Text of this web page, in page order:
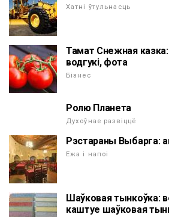
Хатні ўтульнасць
Тамат Снежная
водгукі, фота
Бізнес
Ролю Планета
Духоўнае развіццё
Рэстараны Выбарга:
Ежа і напоі
Шаўковая тынкоўка:
каштуе шаўковая